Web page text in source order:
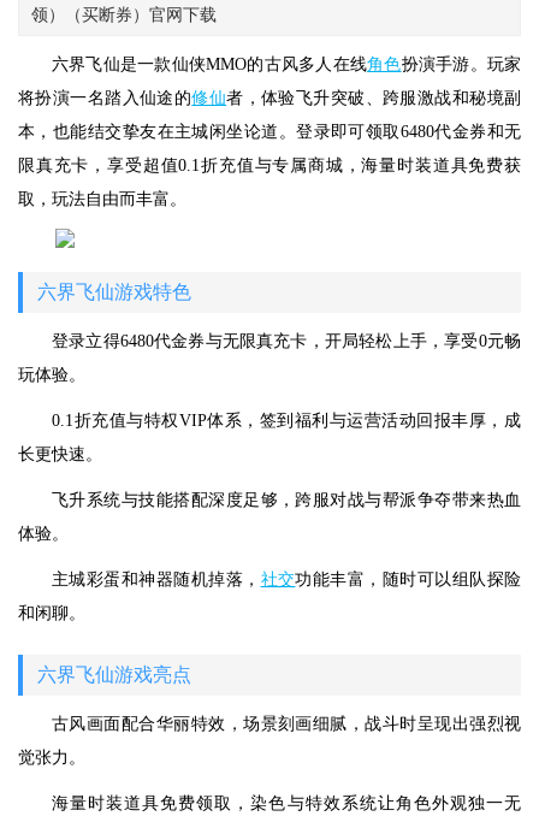
领）（买断券）官网下载
六界飞仙是一款仙侠MMO的古风多人在线角色扮演手游。玩家
将扮演一名踏入仙途的修仙者，体验飞升突破、跨服激战和秘境副
本，也能结交挚友在主城闲坐论道。登录即可领取6480代金券和无
限真充卡，享受超值0.1折充值与专属商城，海量时装道具免费获
取，玩法自由而丰富。
六界飞仙游戏特色
登录立得6480代金券与无限真充卡，开局轻松上手，享受0元畅
玩体验。
0.1折充值与特权VIP体系，签到福利与运营活动回报丰厚，成
长更快速。
飞升系统与技能搭配深度足够，跨服对战与帮派争夺带来热血
体验。
主城彩蛋和神器随机掉落， 社交功能丰富，随时可以组队探险
和闲聊。
六界飞仙游戏亮点
古风画面配合华丽特效，场景刻画细腻，战斗时呈现出强烈视
觉张力。
海量时装道具免费领取，染色与特效系统让角色外观独一无